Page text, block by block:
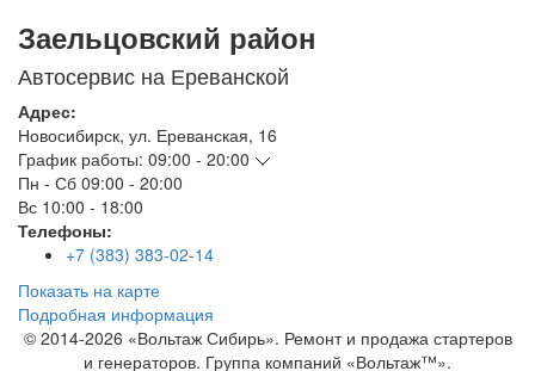
Заельцовский район
Автосервис на Ереванской
Адрес:
Новосибирск, ул. Ереванская, 16
График работы: 09:00 - 20:00
Пн - Сб 09:00 - 20:00
Вс 10:00 - 18:00
Телефоны:
+7 (383) 383-02-14
Показать на карте
Подробная информация
© 2014-2026 «Вольтаж Сибирь». Ремонт и продажа стартеров
и генераторов. Группа компаний «Вольтаж™».